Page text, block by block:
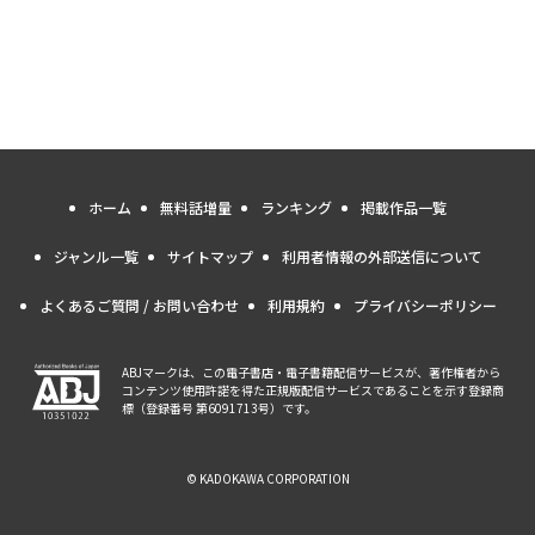
ホーム 無料話増量 ランキング 掲載作品一覧
ジャンル一覧 サイトマップ 利用者情報の外部送信について
よくあるご質問 / お問い合わせ 利用規約 プライバシーポリシー
ABJマークは、この電子書店・電子書籍配信サービスが、著作権者から
コンテンツ使用許諾を得た正規版配信サービスであることを示す登録商
標（登録番号 第6091713号）です。
© KADOKAWA CORPORATION